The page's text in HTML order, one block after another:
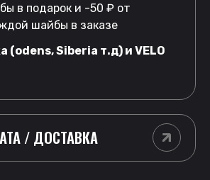
в подарок и -50 ₽ от
шайбы в заказе
(odens, Siberia т.д) и VELO
/ ДОСТАВКА